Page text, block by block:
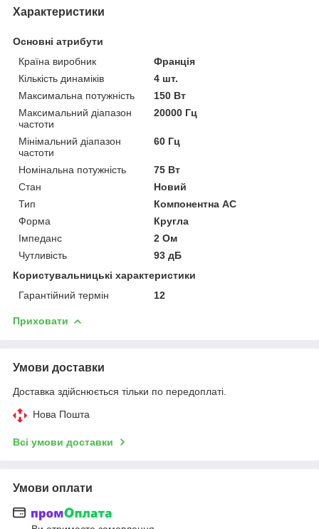
Характеристики
Основні атрибути
Країна виробник
Франція
Кількість динаміків
4 шт.
Максимальна потужність
150 Вт
Максимальний діапазон
частоти
20000 Гц
Мінімальний діапазон
частоти
60 Гц
Номінальна потужність
75 Вт
Стан
Новий
Тип
Компонентна АС
Форма
Кругла
Імпеданс
2 Ом
Чутливість
93 дБ
Користувальницькі характеристики
Гарантійний термін
12
Приховати
Умови доставки
Доставка здійснюється тільки по передоплаті.
Нова Пошта
Всі умови доставки
Умови оплати